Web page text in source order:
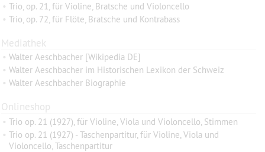
• Trio, op. 21, für Violine, Bratsche und Violoncello
• Trio, op. 72, für Flöte, Bratsche und Kontrabass
Mediathek
• Walter Aeschbacher [Wikipedia DE]
• Walter Aeschbacher im Historischen Lexikon der Schweiz
• Walter Aeschbacher Biographie
Onlineshop
• Trio op. 21 (1927), für Violine, Viola und Violoncello, Stimmen
• Trio op. 21 (1927) - Taschenpartitur, für Violine, Viola und
Violoncello, Taschenpartitur